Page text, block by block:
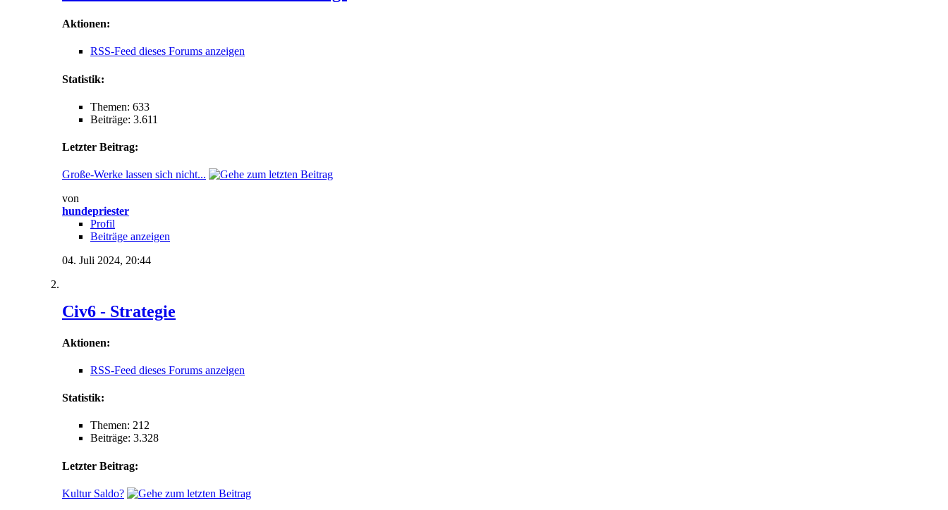
Aktionen:
RSS-Feed dieses Forums anzeigen
Statistik:
Themen: 633
Beiträge: 3.611
Letzter Beitrag:
Große-Werke lassen sich nicht...
von
hundepriester
Profil
Beiträge anzeigen
04. Juli 2024, 20:44
Civ6 - Strategie
Aktionen:
RSS-Feed dieses Forums anzeigen
Statistik:
Themen: 212
Beiträge: 3.328
Letzter Beitrag:
Kultur Saldo?